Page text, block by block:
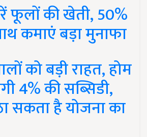
फूलों की खेती, 50%
कमाएं बड़ा मुनाफा
को बड़ी राहत, होम
4% की सब्सिडी,
सकता है योजना का